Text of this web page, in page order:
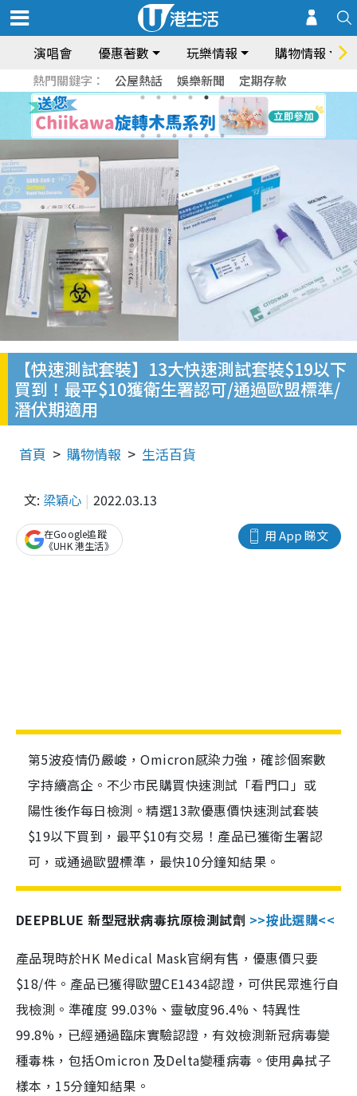
演唱會 優惠著數 玩樂情報 購物情報
熱門關鍵字： 公屋熱話 娛樂新聞 定期存款
【快速測試套裝】13大快速測試套裝$19以下
買到！最平$10獲衛生署認可/通過歐盟標準/
潛伏期適用
首頁 購物情報 生活百貨
文: 梁穎心 2022.03.13
用 App 睇文
在Google追蹤
《UHK 港生活》
第5波疫情仍嚴峻，Omicron感染力強，確診個案數
字持續高企。不少市民購買快速測試「看門口」或
陽性後作每日檢測。精選13款優惠價快速測試套裝
$19以下買到，最平$10有交易！產品已獲衛生署認
可，或通過歐盟標準，最快10分鐘知結果。
DEEPBLUE 新型冠狀病毒抗原檢測試劑 >>按此選購<<
產品現時於HK Medical Mask官網有售，優惠價只要
$18/件。產品已獲得歐盟CE1434認證，可供民眾進行自
我檢測。準確度 99.03%、靈敏度96.4%、特異性
99.8%，已經通過臨床實驗認證，有效檢測新冠病毒變
種毒株，包括Omicron 及Delta變種病毒。使用鼻拭子
樣本，15分鐘知結果。